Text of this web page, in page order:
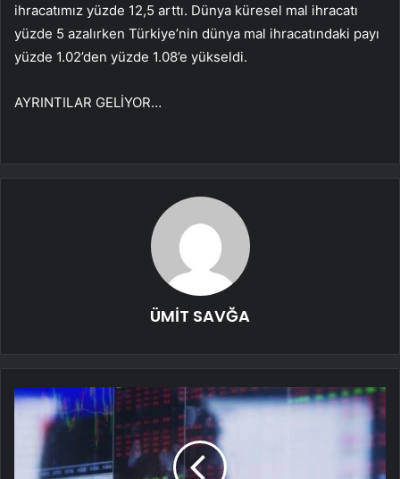
ihracatımız yüzde 12,5 arttı. Dünya küresel mal ihracatı
yüzde 5 azalırken Türkiye’nin dünya mal ihracatındaki payı
yüzde 1.02’den yüzde 1.08’e yükseldi.
AYRINTILAR GELİYOR…
ÜMİT SAVĞA